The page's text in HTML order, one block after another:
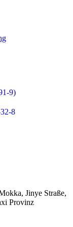
Jinye Straße,
Provinz